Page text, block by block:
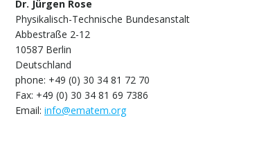
Dr. Jürgen Rose
Physikalisch-Technische Bundesanstalt
Abbestraße 2-12
10587 Berlin
Deutschland
phone: +49 (0) 30 34 81 72 70
Fax: +49 (0) 30 34 81 69 7386
Email: info@ematem.org